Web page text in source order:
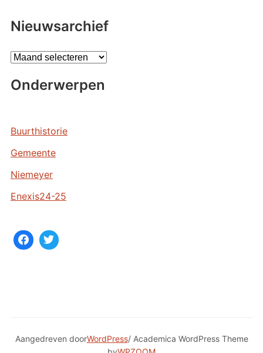
Nieuwsarchief
A
c
e
e
n
Onderwerpen
Buurthistorie
Gemeente
Niemeyer
Enexis24-25
Aangedreven doorWordPress/ Academica WordPress Theme